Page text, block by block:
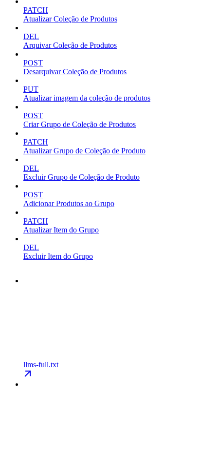
PATCH
Atualizar Coleção de Produtos
DEL
Arquivar Coleção de Produtos
POST
Desarquivar Coleção de Produtos
PUT
Atualizar imagem da coleção de produtos
POST
Criar Grupo de Coleção de Produtos
PATCH
Atualizar Grupo de Coleção de Produto
DEL
Excluir Grupo de Coleção de Produto
POST
Adicionar Produtos ao Grupo
PATCH
Atualizar Item do Grupo
DEL
Excluir Item do Grupo
llms-full.txt